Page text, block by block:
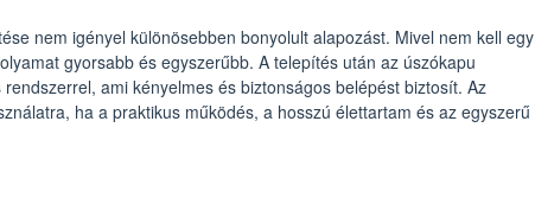
nem igényel különösebben bonyolult alapozást. Mivel nem kell egy
gyorsabb és egyszerűbb. A telepítés után az úszókapu
ami kényelmes és biztonságos belépést biztosít. Az
ha a praktikus működés, a hosszú élettartam és az egyszerű